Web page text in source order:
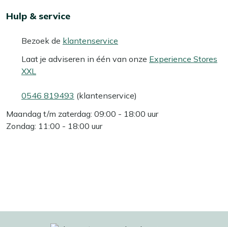
Hulp & service
Bezoek de klantenservice
Laat je adviseren in één van onze Experience Stores
XXL
0546 819493 (klantenservice)
Maandag t/m zaterdag: 09:00 - 18:00 uur
Zondag: 11:00 - 18:00 uur